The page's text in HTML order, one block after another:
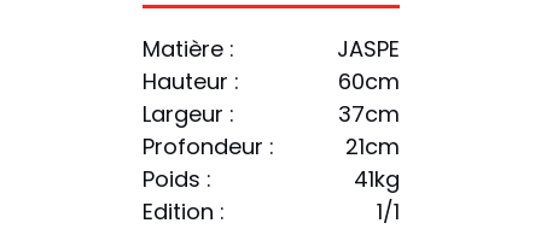
Matière :
JASPE
Hauteur :
60cm
Largeur :
37cm
Profondeur :
21cm
Poids :
41kg
Edition :
1/1